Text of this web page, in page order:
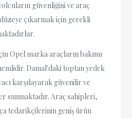
güvenliğini ve araç
çıkarmak için gerekli
Opel marka araçların bakımı
Damal'daki toptan yedek
karşılayarak güvenilir ve
sunmaktadır. Araç sahipleri,
tedarikçilerinin geniş ürün